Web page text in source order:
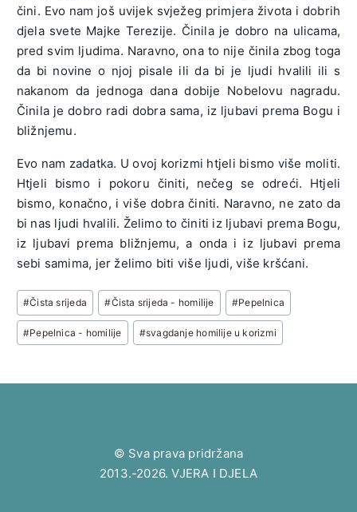
čini. Evo nam još uvijek svježeg primjera života i dobrih
djela svete Majke Terezije. Činila je dobro na ulicama,
pred svim ljudima. Naravno, ona to nije činila zbog toga
da bi novine o njoj pisale ili da bi je ljudi hvalili ili s
nakanom da jednoga dana dobije Nobelovu nagradu.
Činila je dobro radi dobra sama, iz ljubavi prema Bogu i
bližnjemu.
Evo nam zadatka. U ovoj korizmi htjeli bismo više moliti.
Htjeli bismo i pokoru činiti, nečeg se odreći. Htjeli
bismo, konačno, i više dobra činiti. Naravno, ne zato da
bi nas ljudi hvalili. Želimo to činiti iz ljubavi prema Bogu,
iz ljubavi prema bližnjemu, a onda i iz ljubavi prema
sebi samima, jer želimo biti više ljudi, više kršćani.
Post
Tags:
#Čista srijeda #Čista srijeda - homilije #Pepelnica
#Pepelnica - homilije #svagdanje homilije u korizmi
© Sva prava pridržana
2013.-2026. VJERA I DJELA